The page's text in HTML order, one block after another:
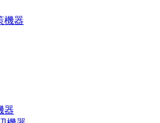
機器
器